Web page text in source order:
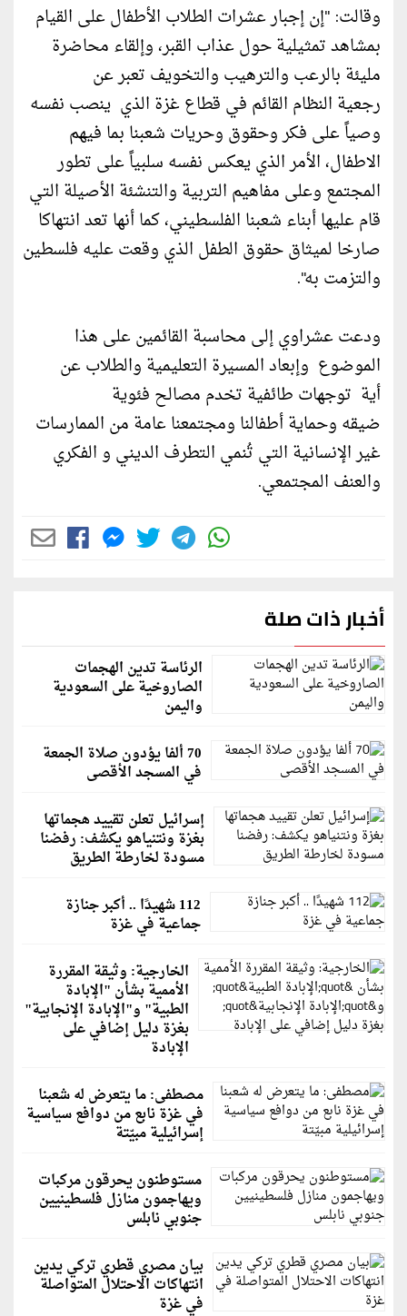
وقالت: "إن إجبار عشرات الطلاب الأطفال على القيام
بمشاهد تمثيلية حول عذاب القبر، وإلقاء محاضرة
مليئة بالرعب والترهيب والتخويف تعبر عن
رجعية النظام القائم في قطاع غزة الذي ينصب نفسه
وصياً على فكر وحقوق وحريات شعبنا بما فيهم
الاطفال، الأمر الذي يعكس نفسه سلبياً على تطور
المجتمع وعلى مفاهيم التربية والتنشئة الأصيلة التي
قام عليها أبناء شعبنا الفلسطيني، كما أنها تعد انتهاكا
صارخا لميثاق حقوق الطفل الذي وقعت عليه فلسطين
والتزمت به".
ودعت عشراوي إلى محاسبة القائمين على هذا
الموضوع وإبعاد المسيرة التعليمية والطلاب عن
أية توجهات طائفية تخدم مصالح فئوية
ضيقه وحماية أطفالنا ومجتمعنا عامة من الممارسات
غير الإنسانية التي تُنمي التطرف الديني و الفكري
والعنف المجتمعي.
أخبار ذات صلة
الرئاسة تدين الهجمات
الصاروخية على السعودية
واليمن
70 ألفا يؤدون صلاة الجمعة
في المسجد الأقصى
إسرائيل تعلن تقييد هجماتها
بغزة ونتنياهو يكشف: رفضنا
مسودة لخارطة الطريق
112 شهيدًا .. أكبر جنازة
جماعية في غزة
الخارجية: وثيقة المقررة
الأممية بشأن "الإبادة
الطبية" و"الإبادة الإنجابية"
بغزة دليل إضافي على
الإبادة
مصطفى: ما يتعرض له شعبنا
في غزة نابع من دوافع سياسية
إسرائيلية مبيّتة
مستوطنون يحرقون مركبات
ويهاجمون منازل فلسطينيين
جنوبي نابلس
بيان مصري قطري تركي يدين
انتهاكات الاحتلال المتواصلة
في غزة